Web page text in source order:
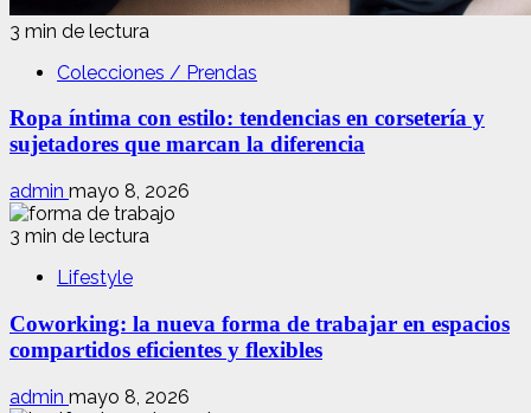
3 min de lectura
Colecciones / Prendas
Ropa íntima con estilo: tendencias en corsetería y
sujetadores que marcan la diferencia
admin mayo 8, 2026
3 min de lectura
Lifestyle
Coworking: la nueva forma de trabajar en espacios
compartidos eficientes y flexibles
admin mayo 8, 2026